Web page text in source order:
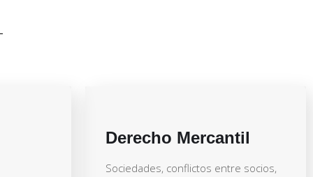
Derecho Mercantil
Sociedades, conflictos entre socios,